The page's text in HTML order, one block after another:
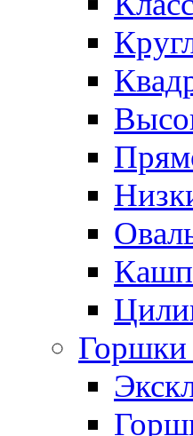
Горшки